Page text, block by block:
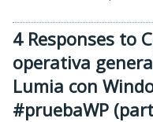
4 Responses to
operativa
Lumia con
#pruebaWP